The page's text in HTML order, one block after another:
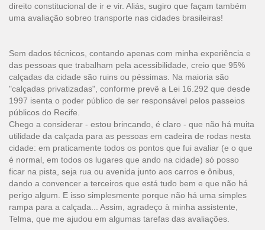
direito constitucional de ir e vir. Aliás, sugiro que façam também
uma avaliação sobreo transporte nas cidades brasileiras!
Sem dados técnicos, contando apenas com minha experiência e
das pessoas que trabalham pela acessibilidade, creio que 95%
calçadas da cidade são ruins ou péssimas. Na maioria são
"calçadas privatizadas", conforme prevê a Lei 16.292 que desde
1997 isenta o poder público de ser responsável pelos passeios
públicos do Recife.
Chego a considerar - estou brincando, é claro - que não há muita
utilidade da calçada para as pessoas em cadeira de rodas nesta
cidade: em praticamente todos os pontos que fui avaliar (e o que
é normal, em todos os lugares que ando na cidade) só posso
ficar na pista, seja rua ou avenida junto aos carros e ônibus,
dando a convencer a terceiros que está tudo bem e que não há
perigo algum. E isso simplesmente porque não há uma simples
rampa para a calçada... Assim, agradeço à minha assistente,
Telma, que me ajudou em algumas tarefas das avaliações.